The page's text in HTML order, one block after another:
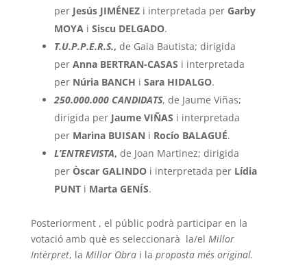
per Jesús JIMÉNEZi interpretada per Garby
MOYA i Siscu DELGADO.
T.U.P.P.E.R.S., de Gaia Bautista; dirigida
per Anna BERTRAN-CASAS i interpretada
per Núria BANCH i Sara HIDALGO.
250.000.000 CANDIDATS, de Jaume Viñas;
dirigida per Jaume VIÑAS i interpretada
per Marina BUISAN i Rocío BALAGUÉ.
L’ENTREVISTA, de Joan Martinez; dirigida
per Òscar GALINDOi interpretada per Lídia
PUNT i Marta GENÍS.
Posteriorment , el públic podrà participar en la
votació amb què es seleccionarà la/el Millor
Intèrpret, la Millor Obrai la proposta més original.